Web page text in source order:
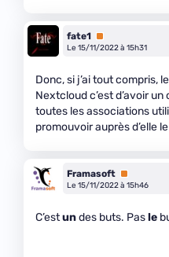
fate1 Premium
Le 15/11/2022 à 15h31
Donc, si j’ai tout compris,
Nextcloud c’est d’avoir
toutes les associations
promouvoir auprès d’elle
Framasoft Premium
Le 15/11/2022 à 15h46
C’estundes buts. Pasle